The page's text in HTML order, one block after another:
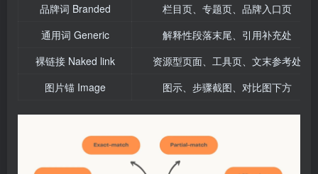
品牌词 Branded
栏目页、专题页、品牌入口页
通用词 Generic
解释性段落末尾、引用补充处
裸链接 Naked link
资源型页面、工具页、文末参考处
图片锚 Image
图示、步骤截图、对比图下方